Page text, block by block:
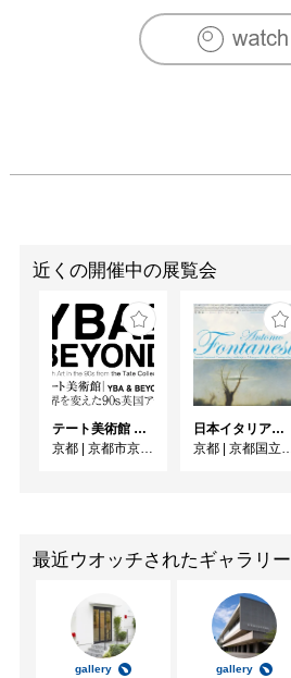
近くの開催中の展覧会
テート美術館 ― YBA & BEYOND 世界を変えた90s英国アート
京都 | 京都市京セラ美術館
日本イタリア国交樹立160周年記念／フォンタネージ来日150周年記念 フォンタネージーイタリアの光・心の風景
京都 | 京都国立近代美術館
最近ウオッチされたギャラリー
gallery gallery